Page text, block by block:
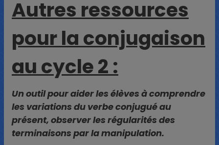
Autres ressources
pour la conjugaison
au cycle 2 :
Un outil pour aider les élèves à comprendre
les variations du verbe conjugué au
présent, observer les régularités des
terminaisons par la manipulation.